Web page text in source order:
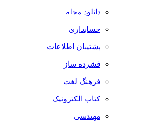
دانلود مجله
حسابداری
پشتیبان اطلاعات
فشرده ساز
فرهنگ لغت
کتاب الکترونیک
مهندسی